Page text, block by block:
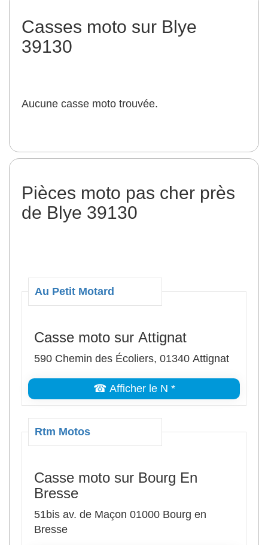
Casses moto sur Blye
39130
Aucune casse moto trouvée.
Pièces moto pas cher près
de Blye 39130
Au Petit Motard
Casse moto sur Attignat
590 Chemin des Écoliers, 01340 Attignat
☎ Afficher le N *
Rtm Motos
Casse moto sur Bourg En
Bresse
51bis av. de Maçon 01000 Bourg en
Bresse